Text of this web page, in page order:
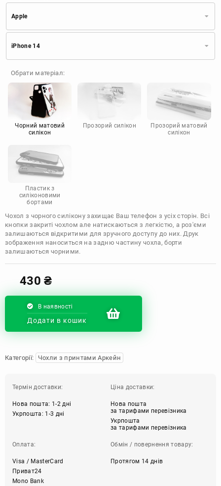
Apple
Apple
Huawei
TECNO
Google
Doogee
Infinix
Sony
Motorola
iPhone 14
Обрати матеріал:
Чорний матовий
силікон
Прозорий силікон
Прозорий матовий
силікон
Пластик з
силіконовими
бортами
Чохол з чорного силікону захищає Ваш телефон з усіх сторін. Всі
кнопки закриті чохлом але натискаються з легкістю, а роз'єми
залишаються відкритими для зручного доступу до них. Друк
зображення наноситься на задню частину чохла, борти
залишаються чорними.
430₴
В наявності
Додати в кошик
Категорії: Чохли з принтами Аркейн
Термін доставки:
Нова пошта: 1-2 дні
Укрпошта: 1-3 дні
Ціна доставки:
Нова пошта
за тарифами перевізника
Укрпошта
за тарифами перевізника
Оплата:
Visa / MasterCard
Приват24
Mono Bank
Обмін / повернення товару:
Протягом 14 днів